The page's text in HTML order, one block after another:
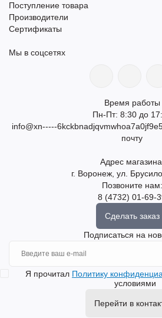
Поступление товара
Производители
Сертификаты
Мы в соцсетях
Время работы
Пн-Пт: 8:30 до
info@xn-----
почту
Адрес
г. Воронеж, ул.
Позвоните нам:
8 (4732) 01-69-
Сделать заказ
Подписаться на
Я прочитал Политику
условиями
Перейти в